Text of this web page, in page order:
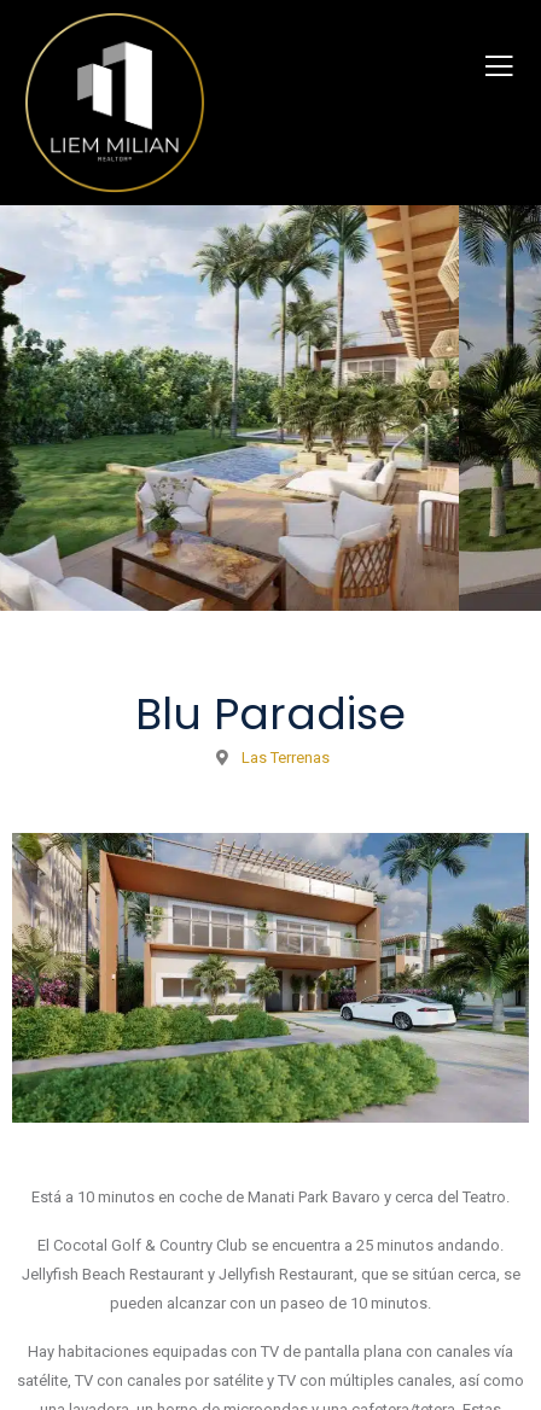
Blu Paradise
Las Terrenas
Está a 10 minutos en coche de Manati Park Bavaro y cerca del Teatro.
El Cocotal Golf & Country Club se encuentra a 25 minutos andando.
Jellyfish Beach Restaurant y Jellyfish Restaurant, que se sitúan cerca, se
pueden alcanzar con un paseo de 10 minutos.
Hay habitaciones equipadas con TV de pantalla plana con canales vía
satélite, TV con canales por satélite y TV con múltiples canales, así como